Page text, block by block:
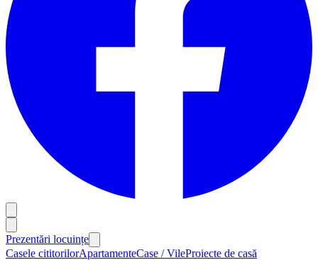
Prezentări locuințe
Casele cititorilorApartamenteCase / VileProiecte de casă